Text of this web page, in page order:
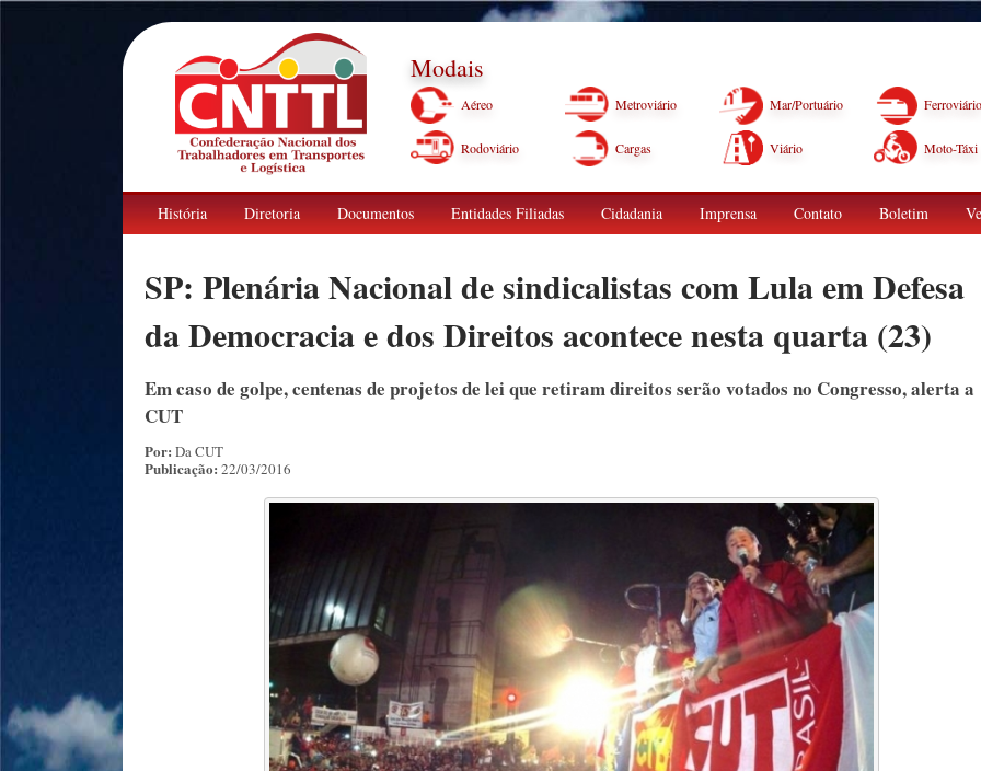
Modais
Aéreo Metroviário Mar/Portuário Ferroviário
Rodoviário Cargas Viário Moto-Táxi
História Diretoria Documentos Entidades Filiadas Cidadania Imprensa Contato Boletim
SP: Plenária Nacional de sindicalistas com Lula em Defesa
da Democracia e dos Direitos acontece nesta quarta (23)
Em caso de golpe, centenas de projetos de lei que retiram direitos serão votados no Congresso, alerta a
CUT
Por: Da CUT
Publicação: 22/03/2016